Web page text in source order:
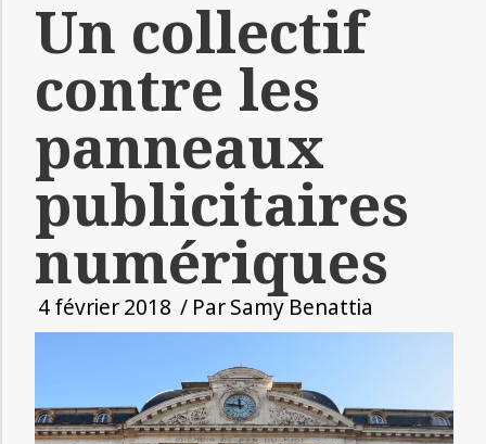
Un collectif
contre les
panneaux
publicitaires
numériques
4 février 2018 / ParSamy Benattia